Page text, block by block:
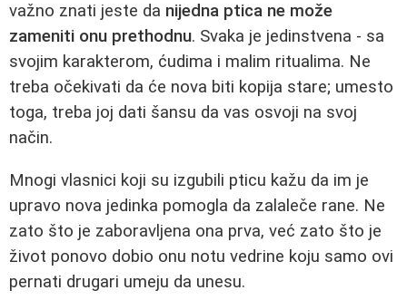
važno znati jeste da nijedna ptica ne može
zameniti onu prethodnu. Svaka je jedinstvena - sa
svojim karakterom, ćudima i malim ritualima. Ne
treba očekivati da će nova biti kopija stare; umesto
toga, treba joj dati šansu da vas osvoji na svoj
način.
Mnogi vlasnici koji su izgubili pticu kažu da im je
upravo nova jedinka pomogla da zalaleče rane. Ne
zato što je zaboravljena ona prva, već zato što je
život ponovo dobio onu notu vedrine koju samo ovi
pernati drugari umeju da unesu.